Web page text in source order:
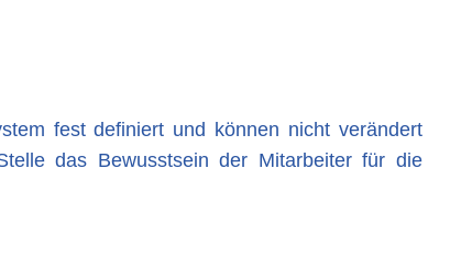
fest definiert und können nicht verändert
das Bewusstsein der Mitarbeiter für die